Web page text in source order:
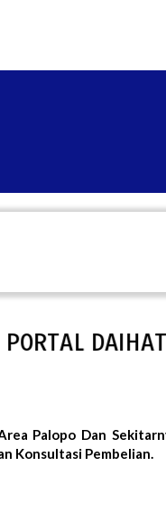
DAIHATSU
Palopo Dan
Konsultasi Pembelian.